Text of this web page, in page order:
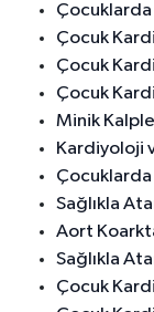
Çocuklarda
Çocuk
Çocuk
Çocuk
Minik
Kardiyoloji
Çocuklarda
Sağlıkla
Aort
Sağlıkla
Çocuk